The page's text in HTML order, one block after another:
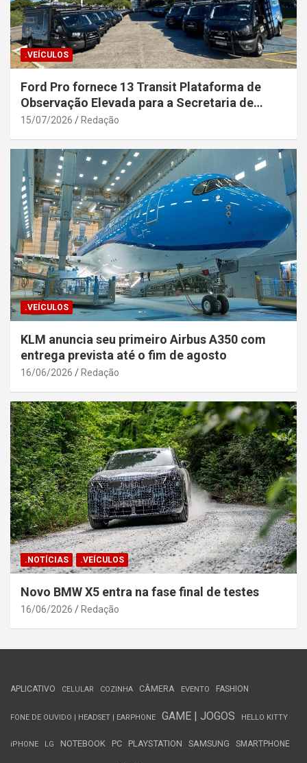
.VEÍCULOS
Ford Pro fornece 13 Transit Plataforma de
Observação Elevada para a Secretaria de
Segurança Pública da Bahia
15/07/2026 Redação
.VEÍCULOS
KLM anuncia seu primeiro Airbus A350 com
entrega prevista até o fim de agosto
16/06/2026 Redação
.NOTÍCIAS .VEÍCULOS
Novo BMW X5 entra na fase final de testes
16/06/2026 Redação
APLICATIVO CELULAR COZINHA CÂMERA EVENTO FASHION
FONE DE OUVIDO | HEADSET | EARPHONE GAME | JOGOS HELLO KITTY
iPHONE LG NOTEBOOK PC PLAYSTATION SAMSUNG SMARTPHONE